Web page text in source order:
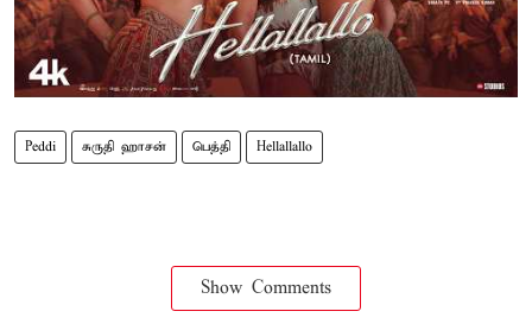
Peddi சுருதி ஹாசன் பெத்தி Hellallallo
Show Comments